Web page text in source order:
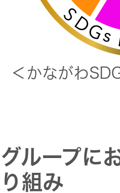
＜かながわ
ループに
組み